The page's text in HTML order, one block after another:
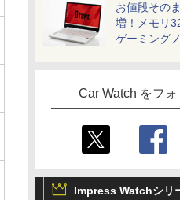
お値段その
増！メモリ
ゲーミングノ
Car Watch をフ
Impress Watchシリ